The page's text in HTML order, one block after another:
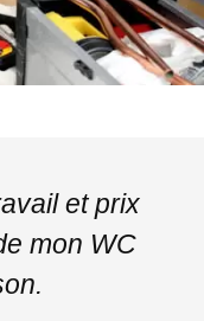
et prix
mon WC